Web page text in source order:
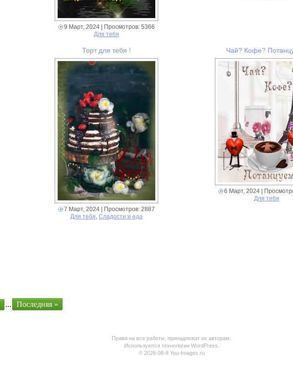
9 Март, 2024| Просмотров: 5366
Для тебя
Торт для тебя !
7 Март, 2024| Просмотров: 2887
Для тебя, Сладости и еда
Чай? Кофе?
6 Март, 2024 |
Для тебя
... Последняя »
Права на все работы, принадлежат их авторам.
Используются технологии WordPress.
© 2026-08-8 You-Images.ru